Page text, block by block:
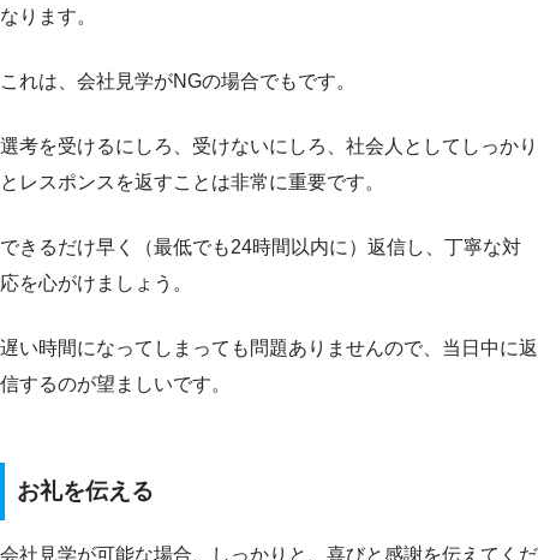
なります。
これは、会社見学がNGの場合でもです。
選考を受けるにしろ、受けないにしろ、社会人としてしっかり
とレスポンスを返すことは非常に重要です。
できるだけ早く（最低でも24時間以内に）返信し、丁寧な対
応を心がけましょう。
遅い時間になってしまっても問題ありませんので、当日中に返
信するのが望ましいです。
お礼を伝える
会社見学が可能な場合、しっかりと、喜びと感謝を伝えてくだ